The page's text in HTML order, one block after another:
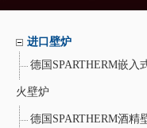
进口壁炉
德国SPARTHERM嵌入
火壁炉
德国SPARTHERM酒精